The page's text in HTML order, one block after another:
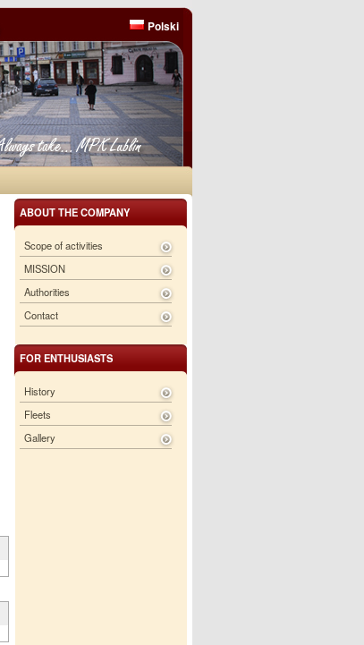
Polski
ABOUT THE COMPANY
Scope of activities
MISSION
Authorities
Contact
FOR ENTHUSIASTS
History
Fleets
Gallery